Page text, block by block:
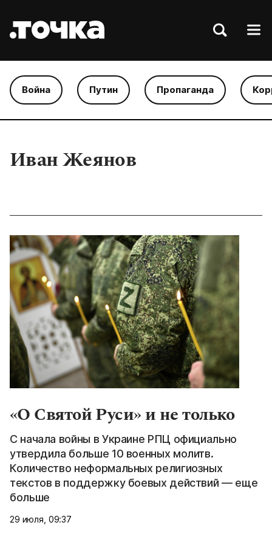
Война Путин Пропаганда
Иван Жеянов
«О Святой Руси» и не только
С начала войны в Украине РПЦ официально
утвердила больше 10 военных молитв.
Количество неформальных религиозных
текстов в поддержку боевых действий — еще
больше
29 июля, 09:37